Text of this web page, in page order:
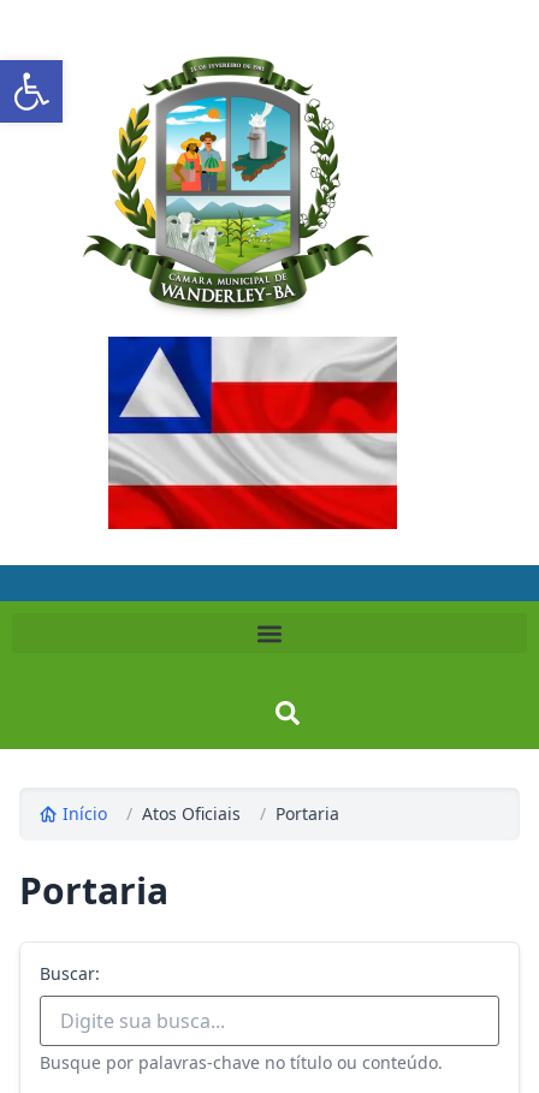
Início / Atos Oficiais / Portaria
Portaria
Buscar:
Busque por palavras-chave no título ou conteúdo.
Abrir a barra de ferramentas